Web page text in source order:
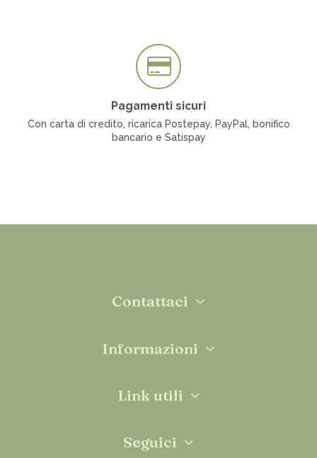
Pagamenti sicuri
Con carta di credito, ricarica Postepay, PayPal, bonifico
bancario e Satispay
Contattaci
Informazioni
Link utili
Seguici